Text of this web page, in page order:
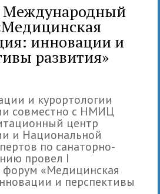
Международный
инновации и
развития»
и курортологии
совместно с НМИЦ
центр
и Национальной
по санаторно-
провел I
«Медицинская
и перспективы